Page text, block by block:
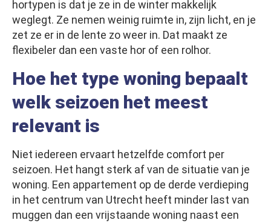
hortypen is dat je ze in de winter makkelijk
weglegt. Ze nemen weinig ruimte in, zijn licht, en je
zet ze er in de lente zo weer in. Dat maakt ze
flexibeler dan een vaste hor of een rolhor.
Hoe het type woning bepaalt
welk seizoen het meest
relevant is
Niet iedereen ervaart hetzelfde comfort per
seizoen. Het hangt sterk af van de situatie van je
woning. Een appartement op de derde verdieping
in het centrum van Utrecht heeft minder last van
muggen dan een vrijstaande woning naast een